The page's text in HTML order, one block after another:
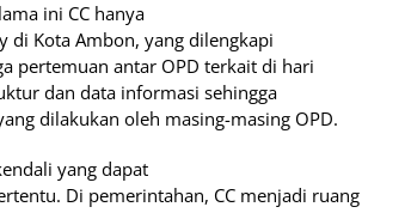
ini CC hanya
di Kota Ambon, yang dilengkapi
pertemuan antar OPD terkait di hari
dan data informasi sehingga
dilakukan oleh masing-masing OPD.
yang dapat
Di pemerintahan, CC menjadi ruang